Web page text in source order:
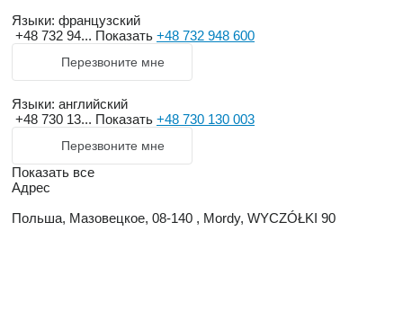
Языки: французский
+48 732 94... Показать +48 732 948 600
Перезвоните мне
Языки: английский
+48 730 13... Показать +48 730 130 003
Перезвоните мне
Показать все
Адрес
Польша, Мазовецкое, 08-140 , Mordy, WYCZÓŁKI 90